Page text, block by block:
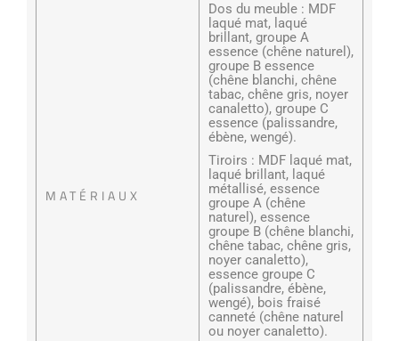
MATÉRIAUX
Dos du meuble : MDF
laqué mat, laqué
brillant, groupe A
essence (chêne naturel),
groupe B essence
(chêne blanchi, chêne
tabac, chêne gris, noyer
canaletto), groupe C
essence (palissandre,
ébène, wengé).
Tiroirs : MDF laqué mat,
laqué brillant, laqué
métallisé, essence
groupe A (chêne
naturel), essence
groupe B (chêne blanchi,
chêne tabac, chêne gris,
noyer canaletto),
essence groupe C
(palissandre, ébène,
wengé), bois fraisé
canneté (chêne naturel
ou noyer canaletto).